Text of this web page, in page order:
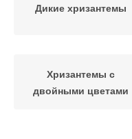
Дикие хризантемы
Хризантемы с
двойными цветами